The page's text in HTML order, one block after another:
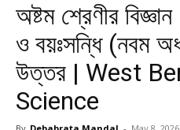
অষ্টম শ্রেণীর
ও বয়ঃসন্ধি (নবম
উত্তর | West
Science